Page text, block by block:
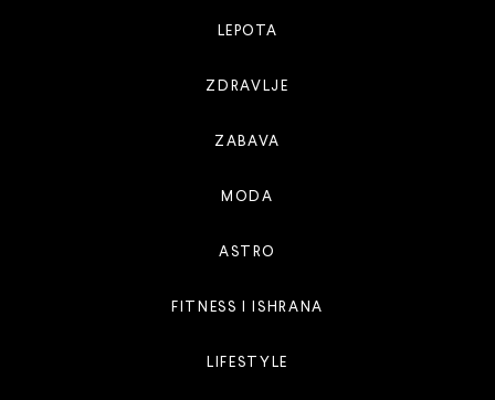
LEPOTA
ZDRAVLJE
ZABAVA
MODA
ASTRO
FITNESS I ISHRANA
LIFESTYLE